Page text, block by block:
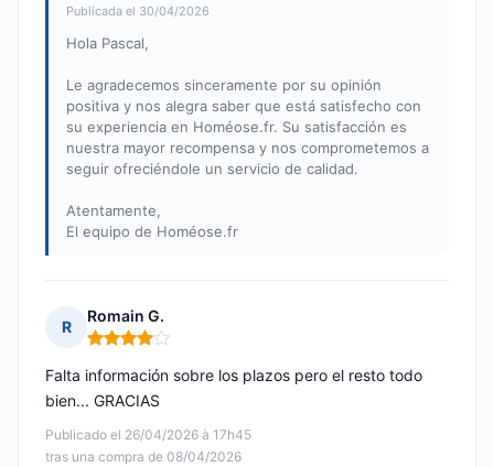
Publicada el 30/04/2026
Hola Pascal,
Le agradecemos sinceramente por su opinión
positiva y nos alegra saber que está satisfecho con
su experiencia en Homéose.fr. Su satisfacción es
nuestra mayor recompensa y nos comprometemos a
seguir ofreciéndole un servicio de calidad.
Atentamente,
El equipo de Homéose.fr
R
Romain G.
Nota: 4 de 5
Publicado el 26/04/2026 à 17h45
tras una compra de 08/04/2026
Falta información sobre los plazos pero el resto todo
bien... GRACIAS